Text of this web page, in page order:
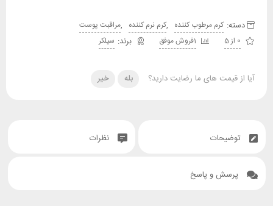
دسته: کرم مرطوب کننده ,کرم نرم کننده ,مراقبت پوست
0 از 5
1فروش موفق سیلکر
آیا از قیمت های ما رضایت دارید؟ بله خیر
توضیحات نظرات
پرسش و پاسخ